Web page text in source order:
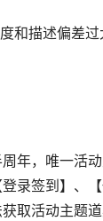
和描述偏差
年，唯一活
录签到】、【
获取活动主题